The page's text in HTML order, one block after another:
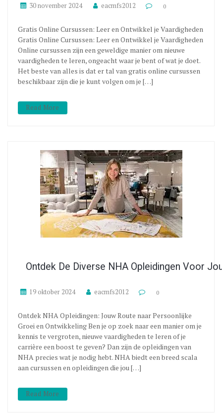
30 november 2024 eacmfs2012 0
Gratis Online Cursussen: Leer en Ontwikkel je Vaardigheden
Gratis Online Cursussen: Leer en Ontwikkel je Vaardigheden
Online cursussen zijn een geweldige manier om nieuwe
vaardigheden te leren, ongeacht waar je bent of wat je doet.
Het beste van alles is dat er tal van gratis online cursussen
beschikbaar zijn die je kunt volgen om je […]
Read More
Ontdek De Diverse NHA Opleidingen Voor
19 oktober 2024 eacmfs2012 0
Ontdek NHA Opleidingen: Jouw Route naar Persoonlijke
Groei en Ontwikkeling Ben je op zoek naar een manier om je
kennis te vergroten, nieuwe vaardigheden te leren of je
carrière een boost te geven? Dan zijn de opleidingen van
NHA precies wat je nodig hebt. NHA biedt een breed scala
aan cursussen en opleidingen die jou […]
Read More